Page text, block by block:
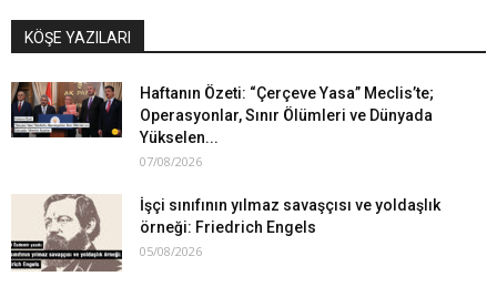
KÖŞE YAZILARI
Haftanın Özeti: “Çerçeve Yasa” Meclis’te;
Operasyonlar, Sınır Ölümleri ve Dünyada
Yükselen...
07/08/2026
İşçi sınıfının yılmaz savaşçısı ve yoldaşlık
örneği: Friedrich Engels
05/08/2026